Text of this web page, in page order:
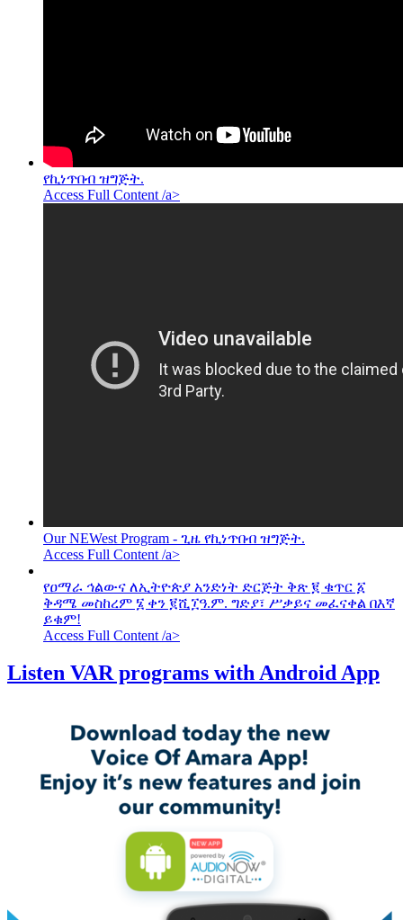
የኪነጥበብ ዝግጅት.
Access Full Content /a>
Our NEWest Program - ጊዜ የኪነጥበብ ዝግጅት.
Access Full Content /a>
የዐማራ ኅልውና ለኢትዮጵያ አንድነት ድርጅት ቅጽ ፪ ቁጥር ፩
ቅዳሜ መስከረም ፮ ቀን ፪ሺ፲ዓ.ም. ግድያ፣ ሥቃይና መፈናቀል በእኛ
ይቁም!
Access Full Content /a>
Listen VAR programs with Android App